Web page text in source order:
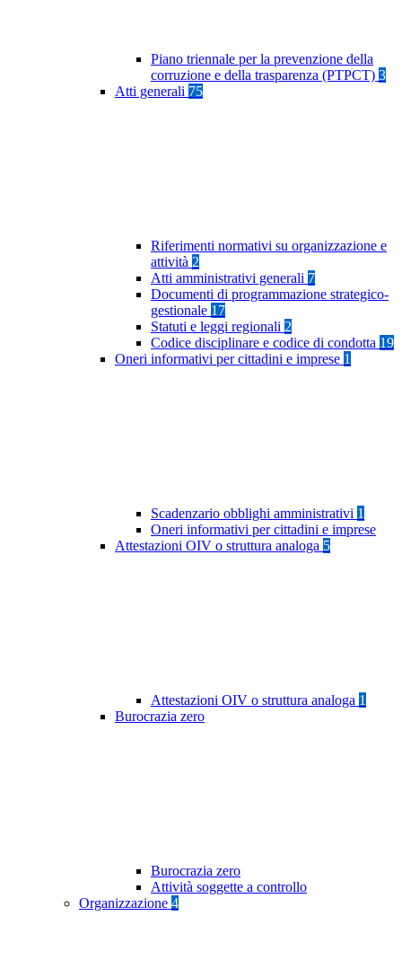
Piano triennale per la prevenzione della
corruzione e della trasparenza (PTPCT) 3
Atti generali 75
Riferimenti normativi su organizzazione e
attività 2
Atti amministrativi generali 7
Documenti di programmazione strategico-
gestionale 17
Statuti e leggi regionali 2
Codice disciplinare e codice di condotta 19
Oneri informativi per cittadini e imprese 1
Scadenzario obblighi amministrativi 1
Oneri informativi per cittadini e imprese
Attestazioni OIV o struttura analoga 5
Attestazioni OIV o struttura analoga 1
Burocrazia zero
Burocrazia zero
Attività soggette a controllo
Organizzazione 4